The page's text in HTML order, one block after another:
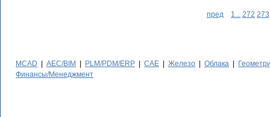
пред 1... 272 273
MCAD AEC/BIM PLM/PDM/ERP CAE Железо Облака
Финансы/Менеджмент